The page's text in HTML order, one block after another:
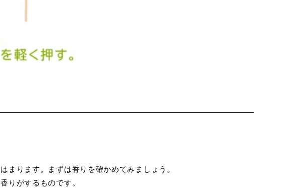
まります。まずは香りを確かめてみましょう。
りがするものです。